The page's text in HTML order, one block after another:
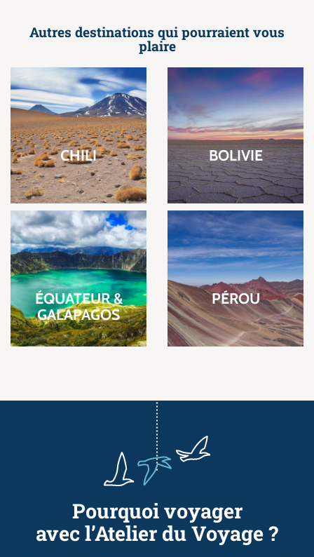
Autres destinations qui pourraient vous
plaire
CHILI BOLIVIE
ÉQUATEUR &
GALAPAGOS
PÉROU
Pourquoi voyager
avec l’Atelier du Voyage ?